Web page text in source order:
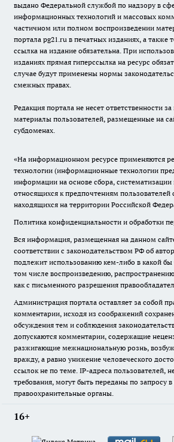
выдано Федеральной службой по надзору в
информационных технологий и массовых
частичном или полном воспроизведении
портала pg21.ru в печатных изданиях, а также
ссылка на издание обязательна. При
изданиях прямая гиперссылка на ресурс
случае будут применены нормы
смежных правах.
Редакция портала не несет ответственности
материалы пользователей, размещенные на
субдоменах.
«На информационном ресурсе применяются
технологии (информационные технологии
информации на основе сбора, систематизации
относящихся к предпочтениям пользователей
находящихся на территории Российской
Политика конфиденциальности и обработки
Вся информация, размещенная на данном
соответствии с законодательством РФ об
подлежит использованию кем-либо в какой
том числе воспроизведению,
как с письменного разрешения
Администрация портала оставляет за собой
комментарии, исходя из соображений
обсуждения тем и соблюдения
допускаются комментарии, содержащие
разжигающие межнациональную рознь,
вражду, а равно унижение человеческого
ссылок не по теме. IP-адреса пользователей,
требования, могут быть переданы по запросу
правоохранительные органы.
16+